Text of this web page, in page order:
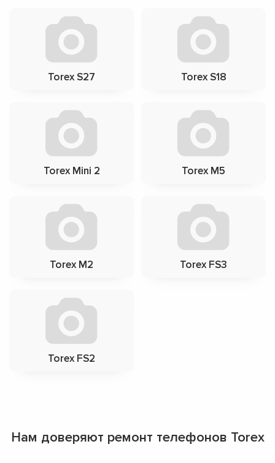
Torex S27 Torex S18
Torex Mini 2 Torex M5
Torex M2 Torex FS3
Torex FS2
Нам доверяют ремонт телефонов Torex